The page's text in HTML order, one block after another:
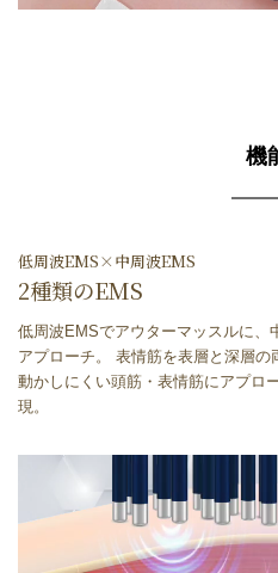
機
低周波EMS×中周波EMS
2種類のEMS
低周波EMSでアウターマッスルに、
アプローチ。 表情筋を表層と深層
動かしにくい頭筋・表情筋にアプロ
現。